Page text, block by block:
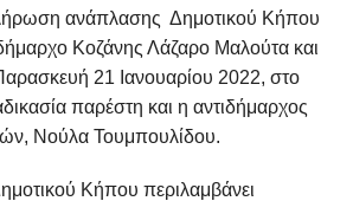
ανάπλασης Δημοτικού Κήπου
Κοζάνης Λάζαρο Μαλούτα και
21 Ιανουαρίου 2022, στο
παρέστη και η αντιδήμαρχος
Νούλα Τουμπουλίδου.
Κήπου περιλαμβάνει